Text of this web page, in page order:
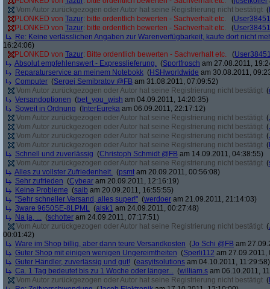
Vom Autor zurückgezogen oder Autor hat seine Registrierung nicht bestätigt (
PLONKED von Tazur: bitte ordentlich bewerten - Sachverhalt etc. (
PLONKED von Tazur: bitte ordentlich bewerten - Sachverhalt etc. (
Re: Keine verlässlichen Angaben zur Warenverfügbarkeit, kaufe dort nicht
16:24:06)
PLONKED von Tazur: Bitte ordentlich bewerten - Sachverhalt etc. (
Absolut empfehlenswert - Expresslieferung. (Sportfrosch am 27.08.2011,
Reparaturservice an meinem Notebokk (HSHworldwide am 30.08.2011,
Computer (Sergej Semibratov @FB am 31.08.2011, 07:09:52)
Vom Autor zurückgezogen oder Autor hat seine Registrierung nicht bestätigt (
Versandoptionen (bet_you_wish am 04.09.2011, 14:20:35)
Soweit in Ordnung ( InterEureka am 06.09.2011, 22:17:12)
Vom Autor zurückgezogen oder Autor hat seine Registrierung nicht bestätigt (
Vom Autor zurückgezogen oder Autor hat seine Registrierung nicht bestätigt (
Vom Autor zurückgezogen oder Autor hat seine Registrierung nicht bestätigt (
Vom Autor zurückgezogen oder Autor hat seine Registrierung nicht bestätigt (
Schnell und zuverlässig (Christoph Schmidt @FB am 14.09.2011, 04:38:55)
Vom Autor zurückgezogen oder Autor hat seine Registrierung nicht bestätigt (
Alles zu vollster Zufriedenheit. (psmt am 20.09.2011, 00:56:08)
Sehr zufrieden (Cybear am 20.09.2011, 12:16:19)
Keine Probleme (saib am 20.09.2011, 16:55:55)
"Sehr schneller Versand, alles super!" (werdoer am 21.09.2011, 21:14:03)
3ware 9650SE-8LPML (alsk1 am 24.09.2011, 00:27:48)
Na ja, ... (schotter am 24.09.2011, 07:17:51)
Vom Autor zurückgezogen oder Autor hat seine Registrierung nicht bestätigt (
00:01:42)
Ware im Shop billig, aber dann teure Versandkosten (Jo Schi @FB am
Guter Shop mit einigen wenigen Ungereimtheiten (Sperli112 am 27.09.2011,
Guter Händler, zuverlässig und gut! (easyitsolutions am 04.10.2011, 11:29:58)
Ca. 1 Tag bedeutet bis zu 1 Woche oder länger... (william.s am 06.10.2011,
Vom Autor zurückgezogen oder Autor hat seine Registrierung nicht bestätigt (